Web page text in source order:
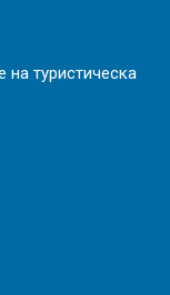
на туристическа